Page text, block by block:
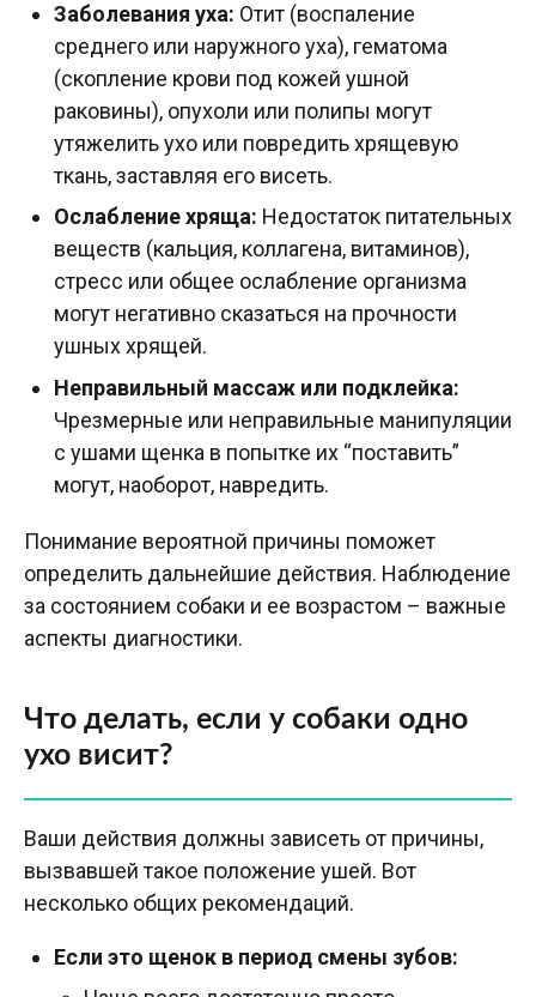
Заболевания уха: Отит (воспаление
среднего или наружного уха), гематома
(скопление крови под кожей ушной
раковины), опухоли или полипы могут
утяжелить ухо или повредить хрящевую
ткань, заставляя его висеть.
Ослабление хряща: Недостаток питательных
веществ (кальция, коллагена, витаминов),
стресс или общее ослабление организма
могут негативно сказаться на прочности
ушных хрящей.
Неправильный массаж или подклейка:
Чрезмерные или неправильные манипуляции
с ушами щенка в попытке их “поставить”
могут, наоборот, навредить.
Понимание вероятной причины поможет
определить дальнейшие действия. Наблюдение
за состоянием собаки и ее возрастом – важные
аспекты диагностики.
Что делать, если у собаки одно
ухо висит?
Ваши действия должны зависеть от причины,
вызвавшей такое положение ушей. Вот
несколько общих рекомендаций.
Если это щенок в период смены зубов: